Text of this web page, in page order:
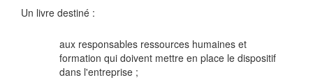
Un livre destiné :
aux responsables ressources humaines et
formation qui doivent mettre en place le dispositif
dans l'entreprise ;